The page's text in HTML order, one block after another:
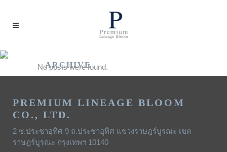
ARCHIVE
No posts were found.
PREMIUM LINEAGE BLOOM
CO., LTD.
2 ซ.ประชาอุทิศ 9 ถ.ประชาอุทิศ แขวงราษฎร์บูรณะ เขต
ราษฎร์บูรณะ กรุงเทพฯ 10140